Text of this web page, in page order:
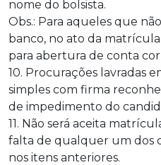
nome do bolsista.
Obs.: Para aqueles que
banco, no ato da
para abertura de conta
10. Procurações lavradas
simples com firma
de impedimento do
11. Não será aceita
falta de qualquer um dos
nos itens anteriores.